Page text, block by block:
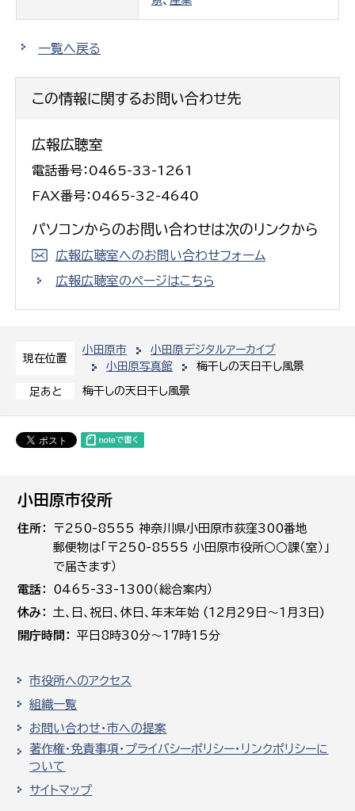
現在位置
小田原市
小田原デジタルアーカイブ
小田原写真館
梅干しの天日干し風景
足あと 梅干しの天日干し風景
一覧へ戻る
この情報に関するお問い合わせ先
広報広聴室
電話番号：0465-33-1261
FAX番号：0465-32-4640
パソコンからのお問い合わせは次のリンクから
広報広聴室へのお問い合わせフォーム
広報広聴室のページはこちら
小田原市役所
住所
〒250-8555 神奈川県小田原市荻窪300番地
郵便物は「〒250-8555 小田原市役所○○課（室）」
で届きます）
電話
0465-33-1300（総合案内）
休み
土､日､祝日、休日、年末年始 (12月29日～1月3日)
開庁時間
平日8時30分～17時15分
市役所へのアクセス
組織一覧
お問い合わせ・市への提案
著作権・免責事項・プライバシーポリシー・リンクポリシーに
ついて
サイトマップ